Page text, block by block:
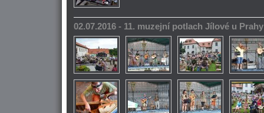
02.07.2016 - 11. muzejní potlach Jílové u Prahy